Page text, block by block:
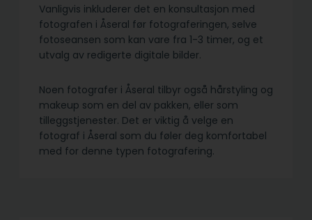
Vanligvis inkluderer det en konsultasjon med
fotografen i Åseral før fotograferingen, selve
fotoseansen som kan vare fra 1-3 timer, og et
utvalg av redigerte digitale bilder.
Noen fotografer i Åseral tilbyr også hårstyling og
makeup som en del av pakken, eller som
tilleggstjenester. Det er viktig å velge en
fotograf i Åseral som du føler deg komfortabel
med for denne typen fotografering.